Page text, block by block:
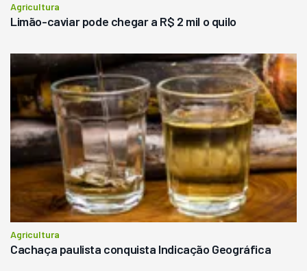
Agricultura
Limão-caviar pode chegar a R$ 2 mil o quilo
Agricultura
Cachaça paulista conquista Indicação Geográfica